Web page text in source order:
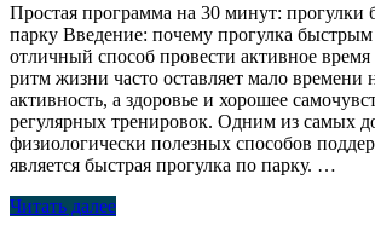
Простая программа на 30 минут:
парку Введение: почему прогулка
отличный способ провести активное
ритм жизни часто оставляет мало времени
активность, а здоровье и хорошее
регулярных тренировок. Одним из самых
физиологически полезных способов
является быстрая прогулка по парку. …
Читать далее